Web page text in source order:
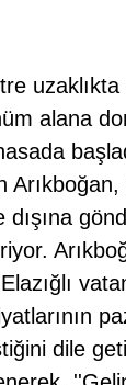
alana
dile